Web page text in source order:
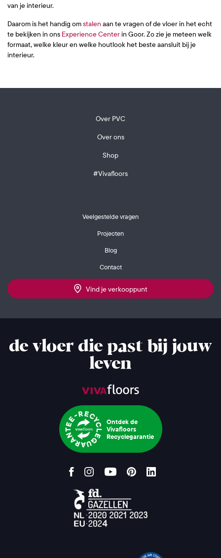
van je interieur.
Daarom is het handig omstalen aan te vragen of de vloer in het echt
te bekijken in ons Experience Center in Goor. Zo zie je meteen welk
formaat, welke kleur en welke houtlook het beste aansluit bij je
interieur.
Over PVC
Over ons
Shop
#Vivafloors
Veelgestelde vragen
Projecten
Blog
Contact
Vind je verkooppunt
de vloer die past bij jouw
leven
Ontdek de
Vivafloors
Recyclegarantie